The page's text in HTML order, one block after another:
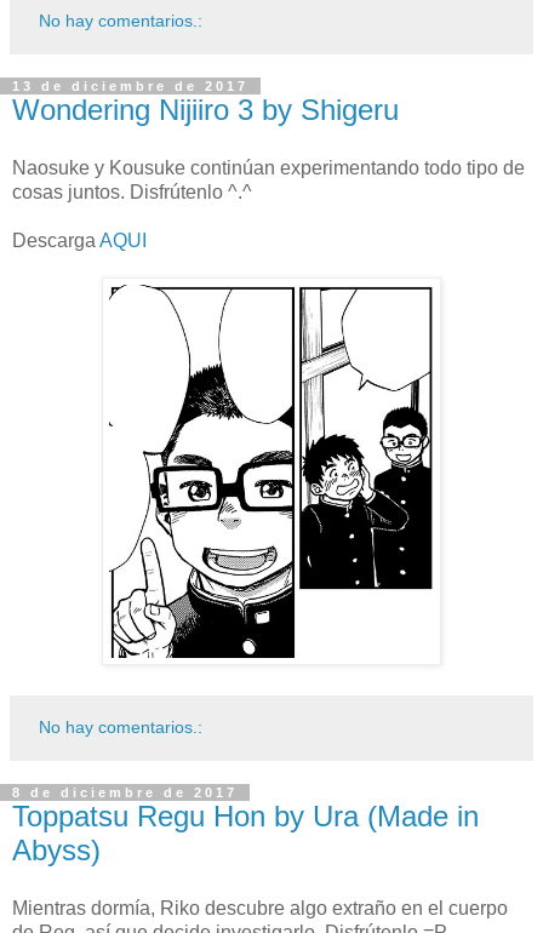
No hay comentarios.:
13 de diciembre de 2017
Wondering Nijiiro 3 by Shigeru
Naosuke y Kousuke continúan experimentando todo tipo de
cosas juntos. Disfrútenlo ^.^
Descarga AQUI
No hay comentarios.:
8 de diciembre de 2017
Toppatsu Regu Hon by Ura (Made in
Abyss)
Mientras dormía, Riko descubre algo extraño en el cuerpo